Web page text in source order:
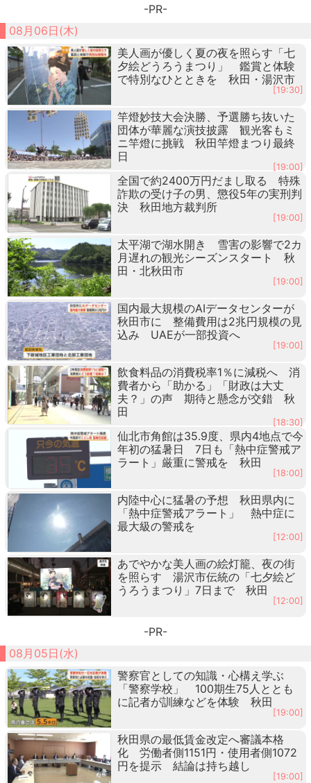
-PR-
08月06日(木)
美人画が優しく夏の夜を照らす「七
夕絵どうろうまつり」 鑑賞と体験
で特別なひとときを 秋田・湯沢市
[19:30]
竿燈妙技大会決勝、予選勝ち抜いた
団体が華麗な演技披露 観光客もミ
ニ竿燈に挑戦 秋田竿燈まつり最終
日
[19:00]
全国で約2400万円だまし取る 特殊
詐欺の受け子の男、懲役5年の実刑判
決 秋田地方裁判所
[19:00]
太平湖で湖水開き 雪害の影響で2カ
月遅れの観光シーズンスタート 秋
田・北秋田市
[19:00]
国内最大規模のAIデータセンターが
秋田市に 整備費用は2兆円規模の見
込み UAEが一部投資へ
[19:00]
飲食料品の消費税率1％に減税へ 消
費者から「助かる」「財政は大丈
夫？」の声 期待と懸念が交錯 秋
田
[18:30]
仙北市角館は35.9度、県内4地点で今
年初の猛暑日 7日も「熱中症警戒ア
ラート」厳重に警戒を 秋田
[18:00]
内陸中心に猛暑の予想 秋田県内に
「熱中症警戒アラート」 熱中症に
最大級の警戒を
[12:00]
あでやかな美人画の絵灯籠、夜の街
を照らす 湯沢市伝統の「七夕絵ど
うろうまつり」7日まで 秋田
[12:00]
-PR-
08月05日(水)
警察官としての知識・心構え学ぶ
「警察学校」 100期生75人ととも
に記者が訓練などを体験 秋田
[19:00]
秋田県の最低賃金改定へ審議本格
化 労働者側1151円・使用者側1072
円を提示 結論は持ち越し
[19:00]